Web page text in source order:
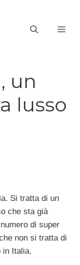
un
lusso
Si tratta di un
che sta già
di super
non si tratta di
in Italia.